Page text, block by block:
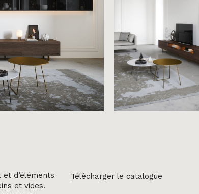
d’éléments
et vides.
Télécharger le catalogue